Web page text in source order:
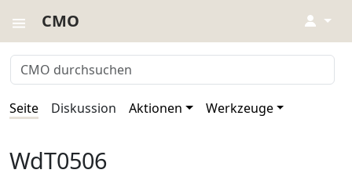
CMO ↓
Seite Diskussion Aktionen Werkzeuge
WdT0506